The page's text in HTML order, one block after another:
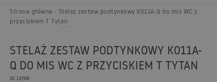
Strona główna
Stelaż zestaw podtynkowy K011A-Q do mis WC z
przyciskiem T Tytan
STELAŻ ZESTAW PODTYNKOWY K011A-
Q DO MIS WC Z PRZYCISKIEM T TYTAN
ID: 13706